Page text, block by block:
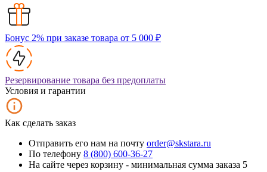
Бонус 2% при заказе товара от 5 000 ₽
Резервирование товара без предоплаты
Условия и гарантии
Как сделать заказ
Отправить его нам на почту order@skstara.ru
По телефону 8 (800) 600-36-27
На сайте через корзину - минимальная сумма заказа 5